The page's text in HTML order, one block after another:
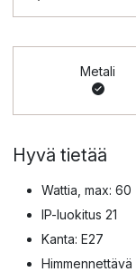
Metali
Hyvä tietää
Wattia, max: 60
IP-luokitus 21
Kanta: E27
Himmennettävä